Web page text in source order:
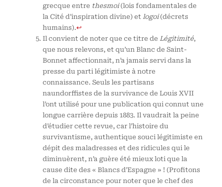
grecque entre thesmoi(lois fondamentales de
la Cité d’inspiration divine) et logoi(décrets
humains).↩
Il convient de noter que ce titre de Légitimité,
que nous relevons, et qu’un Blanc de Saint-
Bonnet affectionnait, n’a jamais servi dans la
presse du parti légitimiste à notre
connaissance. Seuls les partisans
naundorffistes de la survivance de Louis XVII
l’ont utilisé pour une publication qui connut une
longue carrière depuis 1883. Il vaudrait la peine
d’étudier cette revue, car l’histoire du
survivantisme, authentique souci légitimiste en
dépit des maladresses et des ridicules qui le
diminuèrent, n’a guère été mieux loti que la
cause dite des « Blancs d’Espagne » ! (Profitons
de la circonstance pour noter que le chef des